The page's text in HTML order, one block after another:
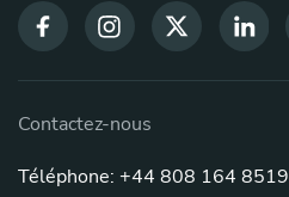
Contactez-nous
Téléphone: +44 808 164 8519